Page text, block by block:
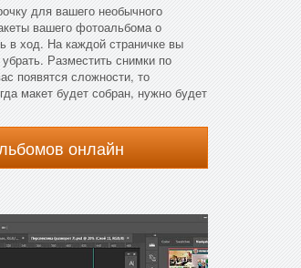
для вашего необычного
вашего фотоальбома о
в ход. На каждой страничке вы
Разместить снимки по
появятся сложности, то
макет будет собран, нужно будет
онлайн